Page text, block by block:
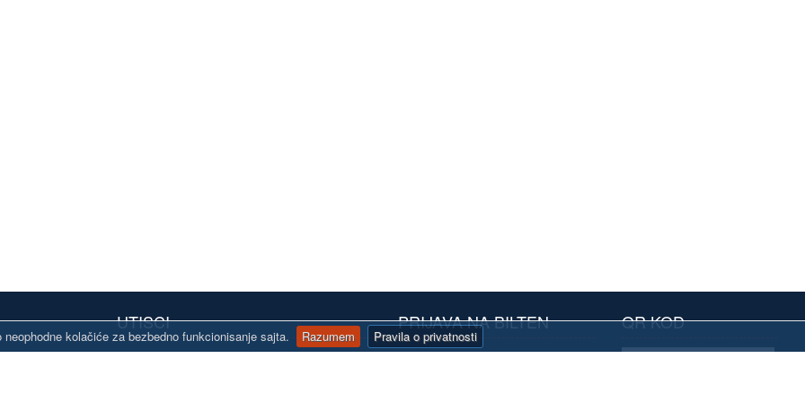
neophodne kolačiće za bezbedno funkcionisanje sajta. Razumem Pravila o privatnosti
UTISCI PRIJAVA NA BILTEN QR KOD